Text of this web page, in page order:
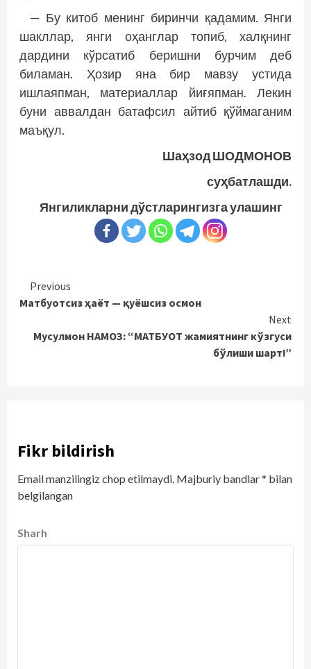
— Бу китоб менинг биринчи қадамим. Янги
шакллар, янги оҳанглар топиб, халқнинг
дардини кўрсатиб беришни бурчим деб
биламан. Ҳозир яна бир мавзу устида
ишлаяпман, материаллар йиғяпман. Лекин
буни аввалдан батафсил айтиб қўймаганим
маъқул.
Шаҳзод ШОДМОНОВ
суҳбатлашди.
Янгиликларни дўстларингизга улашинг
Continue
Reading
Previous
Матбуотсиз ҳаёт — қуёшсиз осмон
Next
Мусулмон НАМОЗ: “МАТБУОТ жамиятнинг кўзгуси
бўлиши шарт!”
Fikr bildirish
Email manzilingiz chop etilmaydi. Majburiy bandlar* bilan
belgilangan
Sharh